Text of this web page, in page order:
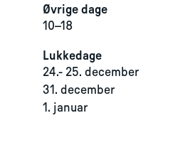
Øvrige dage
10–18
Lukkedage
24.- 25. december
31. december
1. januar